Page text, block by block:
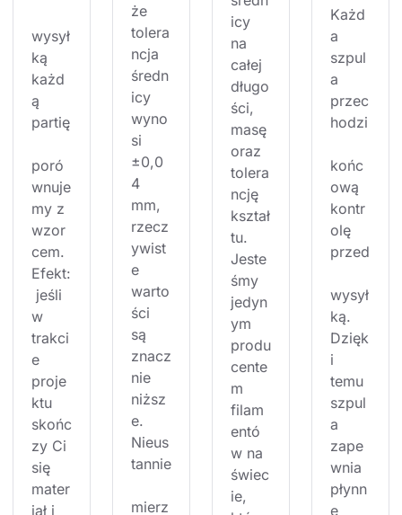
wysył
ką
każd
ą
partię
poró
wnuje
my z
wzor
cem.
Efekt:
jeśli
w
trakci
e
proje
ktu
skońc
zy Ci
się
mater
iał i
że
tolera
ncja
średn
icy
wyno
si
±0,0
4
mm,
rzecz
ywist
e
warto
ści
są
znacz
nie
niższ
e.
Nieus
tannie
mierz
icy
na
całej
długo
ści,
masę
oraz
tolera
ncję
kształ
tu.
Jeste
śmy
jedyn
ym
produ
cente
m
filam
entó
w na
świec
ie,
Każd
a
szpul
a
przec
hodzi
końc
ową
kontr
olę
przed
wysył
ką.
Dzięk
i
temu
szpul
a
zape
wnia
płynn
e